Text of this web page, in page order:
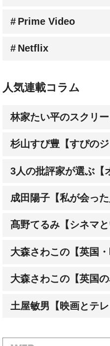
Prime Video
Netflix
人気連載コラム
林家たい平のスクリ
杉山すぴ豊【すぴの
3人の批評家が選ぶ【
成田陽子【私が会っ
髙野てるみ【シネマと
大森さわこの【英国・
大森さわこの【英国の
土屋敏男【映画とテレ